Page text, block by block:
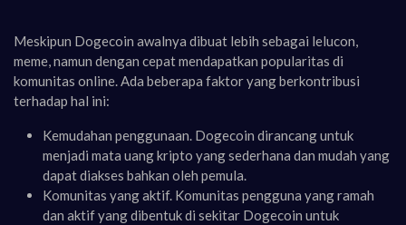
Meskipun Dogecoin awalnya dibuat lebih sebagai lelucon,
meme, namun dengan cepat mendapatkan popularitas di
komunitas online. Ada beberapa faktor yang berkontribusi
terhadap hal ini:
Kemudahan penggunaan. Dogecoin dirancang untuk
menjadi mata uang kripto yang sederhana dan mudah yang
dapat diakses bahkan oleh pemula.
Komunitas yang aktif. Komunitas pengguna yang ramah
dan aktif yang dibentuk di sekitar Dogecoin untuk